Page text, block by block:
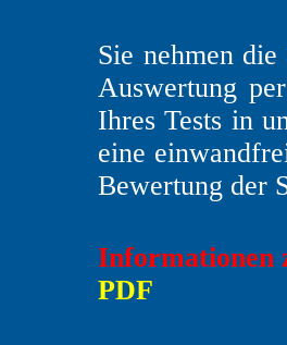
Sie nehmen
Auswertung
Ihres Tests in
eine
Bewertung der
Informationen
PDF